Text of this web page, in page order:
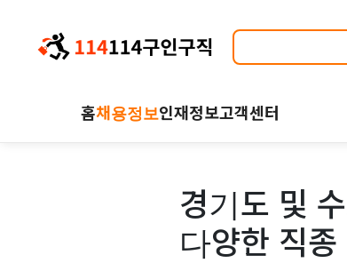
홈채용정보인재정보고객센터
경기도 및
다양한 직종